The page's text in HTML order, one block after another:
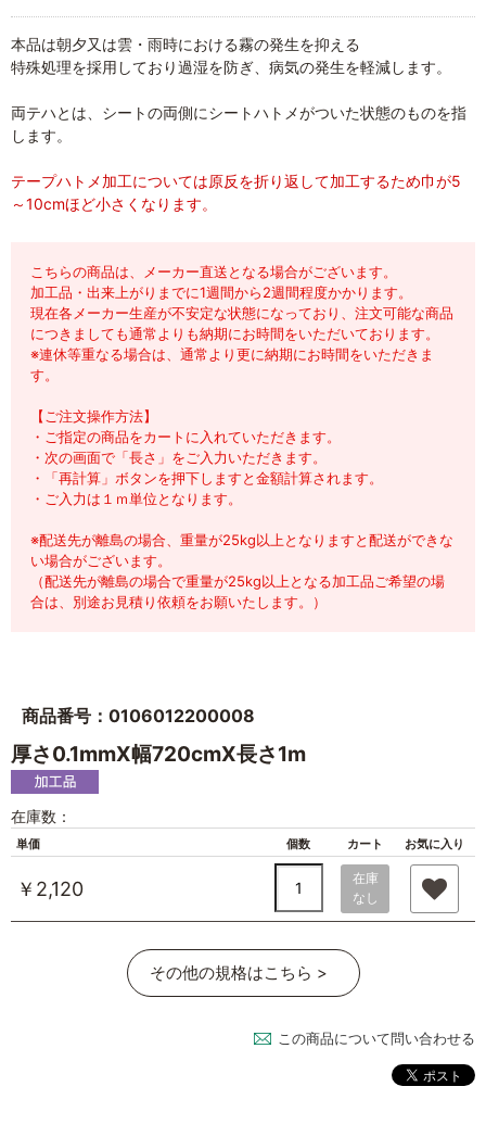
本品は朝夕又は雲・雨時における霧の発生を抑える
特殊処理を採用しており過湿を防ぎ、病気の発生を軽減します。
両テハとは、シートの両側にシートハトメがついた状態のものを指
します。
テープハトメ加工については原反を折り返して加工するため巾が5
～10cmほど小さくなります。
こちらの商品は、メーカー直送となる場合がございます。
加工品・出来上がりまでに1週間から2週間程度かかります。
現在各メーカー生産が不安定な状態になっており、注文可能な商品
につきましても通常よりも納期にお時間をいただいております。
※連休等重なる場合は、通常より更に納期にお時間をいただきま
す。
【ご注文操作方法】
・ご指定の商品をカートに入れていただきます。
・次の画面で「長さ」をご入力いただきます。
・「再計算」ボタンを押下しますと金額計算されます。
・ご入力は１ｍ単位となります。
※配送先が離島の場合、重量が25kg以上となりますと配送ができな
い場合がございます。
（配送先が離島の場合で重量が25kg以上となる加工品ご希望の場
合は、別途お見積り依頼をお願いたします。）
商品番号：0106012200008
厚さ0.1mmX幅720cmX長さ1m
在庫数：
単価 個数 カート お気に入り
￥2,120
在庫
なし
その他の規格はこちら >
この商品について問い合わせる